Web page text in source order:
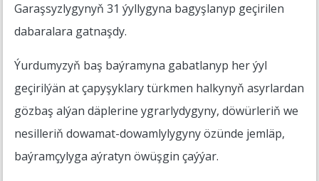
Garaşsyzlygynyň 31 ýyllygyna bagyşlanyp geçirilen
dabaralara gatnaşdy.
Ýurdumyzyň baş baýramyna gabatlanyp her ýyl
geçirilýän at çapyşyklary türkmen halkynyň asyrlardan
gözbaş alýan däplerine ygrarlydygyny, döwürleriň we
nesilleriň dowamat-dowamlylygyny özünde jemläp,
baýramçylyga aýratyn öwüşgin çaýýar.